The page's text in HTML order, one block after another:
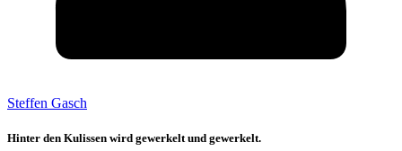
Steffen Gasch
Hinter den Kulissen wird gewerkelt und gewerkelt.